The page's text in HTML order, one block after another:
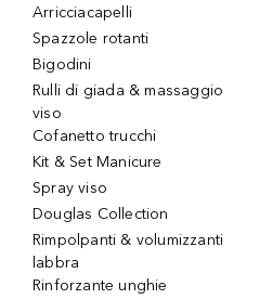
Arricciacapelli
Spazzole rotanti
Bigodini
Rulli di giada & massaggio
viso
Cofanetto trucchi
Kit & Set Manicure
Spray viso
Douglas Collection
Rimpolpanti & volumizzanti
labbra
Rinforzante unghie